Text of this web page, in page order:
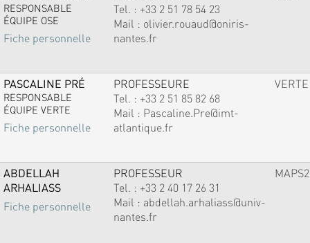
RESPONSABLE
ÉQUIPE OSE
Fiche personnelle
Tel. : +33 2 51 78 54 23
Mail : olivier.rouaud@oniris-
nantes.fr
PASCALINE PRÉ
RESPONSABLE
ÉQUIPE VERTE
Fiche personnelle
PROFESSEURE
Tel. : +33 2 51 85 82 68
Mail : Pascaline.Pre@imt-
atlantique.fr
VERTE
ABDELLAH
ARHALIASS
Fiche personnelle
PROFESSEUR
Tel. : +33 2 40 17 26 31
Mail : abdellah.arhaliass@univ-
nantes.fr
MAPS2